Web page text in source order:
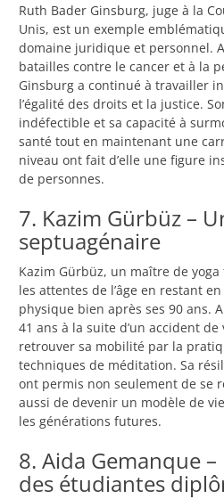
Ruth Bader Ginsburg, juge à la
Unis, est un exemple
domaine juridique et personnel.
batailles contre le cancer et à la
Ginsburg a continué à travailler
l’égalité des droits et la justice.
indéfectible et sa capacité à
santé tout en maintenant une
niveau ont fait d’elle une figure
de personnes.
7. Kazim Gürbüz –
septuagénaire
Kazim Gürbüz, un maître de
les attentes de l’âge en restant
physique bien après ses 90 ans.
41 ans à la suite d’un accident
retrouver sa mobilité par la
techniques de méditation. Sa
ont permis non seulement de se
aussi de devenir un modèle de
les générations futures.
8. Aida Gemanque
des étudiantes